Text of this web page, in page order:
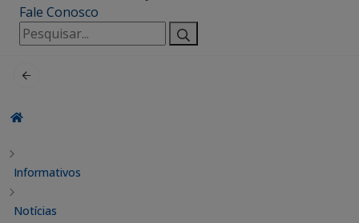
Fale Conosco
Pesquisar
por:
Informativos
Notícias